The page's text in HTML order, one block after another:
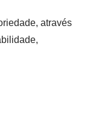
através